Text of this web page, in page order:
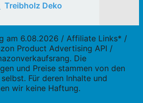
Treibholz Deko
am 6.08.2026 / Affiliate Links* /
Product Advertising API /
Die
und Preise stammen von den
Für deren Inhalte und
wir keine Haftung.